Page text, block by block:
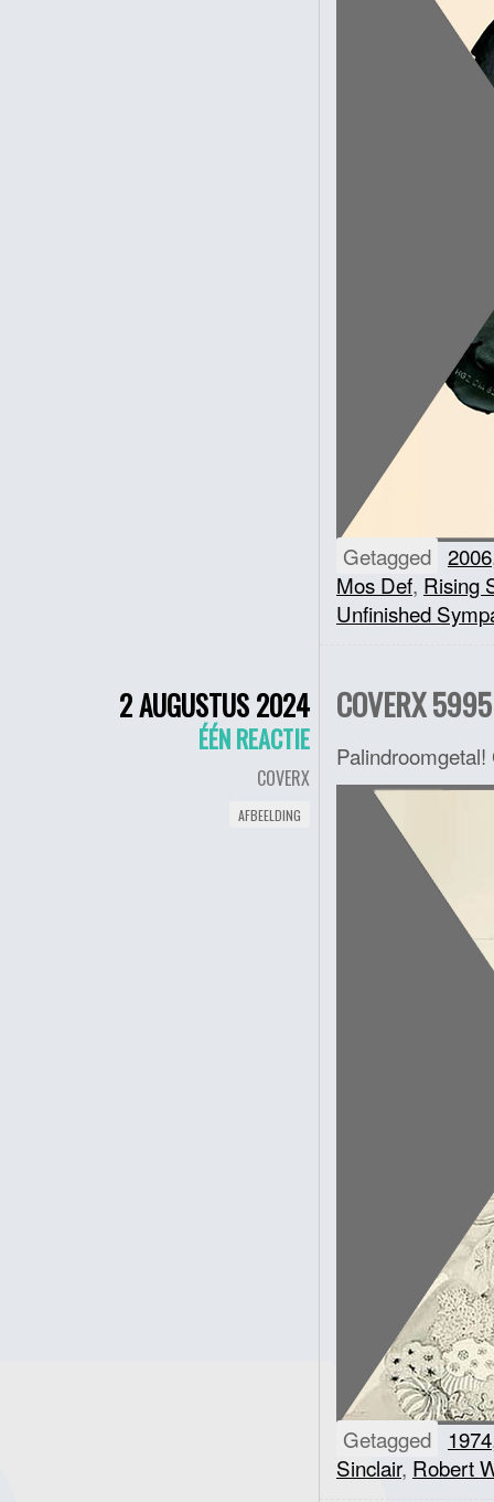
Getagged 2006
Mos Def, Rising
Unfinished
2 AUGUSTUS 2024
ÉÉN REACTIE
COVERX
AFBEELDING
COVERX
Getagged 1974
Sinclair, Robert